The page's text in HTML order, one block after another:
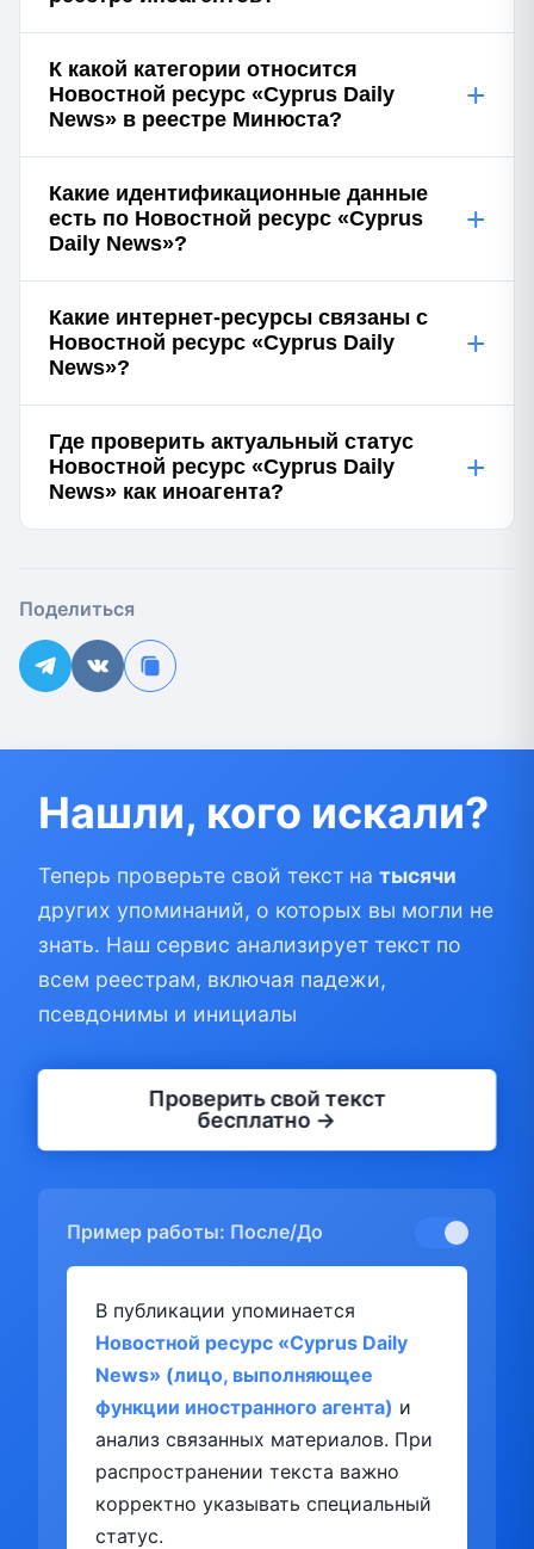
К какой категории относится
Новостной ресурс «Cyprus Daily
News» в реестре Минюста?
+
Какие идентификационные данные
есть по Новостной ресурс «Cyprus
Daily News»?
+
Какие интернет-ресурсы связаны с
Новостной ресурс «Cyprus Daily
News»?
+
Где проверить актуальный статус
Новостной ресурс «Cyprus Daily
News» как иноагента?
+
Поделиться
Нашли, кого искали?
Теперь проверьте свой текст на тысячи
других упоминаний, о которых вы могли не
знать. Наш сервис анализирует текст по
всем реестрам, включая падежи,
псевдонимы и инициалы
Проверить свой текст
бесплатно →
Пример работы: После/До
В публикации упоминается
Новостной ресурс «Cyprus Daily
News» (лицо, выполняющее
функции иностранного агента) и
анализ связанных материалов. При
распространении текста важно
корректно указывать специальный
статус.